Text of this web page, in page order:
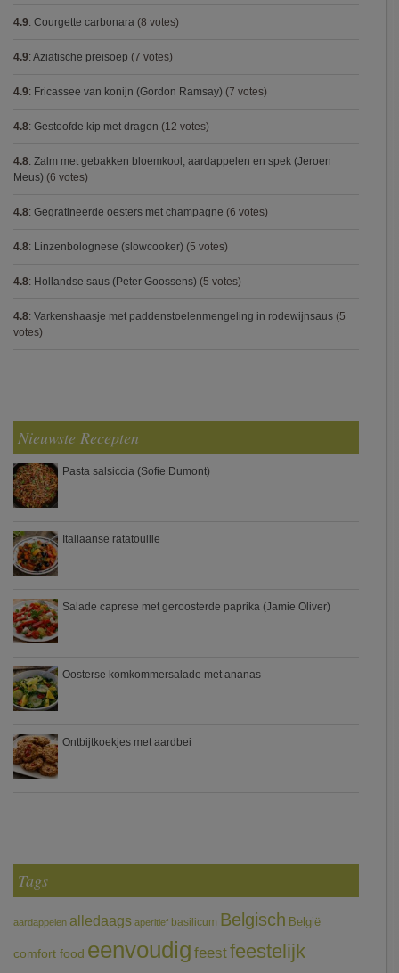
4.9: Courgette carbonara (8 votes)
4.9: Aziatische preisoep (7 votes)
4.9: Fricassee van konijn (Gordon Ramsay) (7 votes)
4.8: Gestoofde kip met dragon (12 votes)
4.8: Zalm met gebakken bloemkool, aardappelen en spek (Jeroen
Meus) (6 votes)
4.8: Gegratineerde oesters met champagne (6 votes)
4.8: Linzenbolognese (slowcooker) (5 votes)
4.8: Hollandse saus (Peter Goossens) (5 votes)
4.8: Varkenshaasje met paddenstoelenmengeling in rodewijnsaus (5
votes)
Nieuwste Recepten
Pasta salsiccia (Sofie Dumont)
Italiaanse ratatouille
Salade caprese met geroosterde paprika (Jamie Oliver)
Oosterse komkommersalade met ananas
Ontbijtkoekjes met aardbei
Tags
aardappelen alledaags aperitief basilicum Belgisch België
comfort food eenvoudig feestfeestelijk